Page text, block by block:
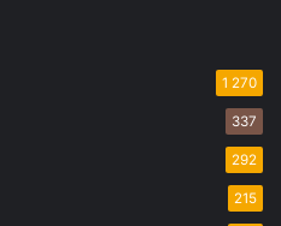
1 270
337
292
215